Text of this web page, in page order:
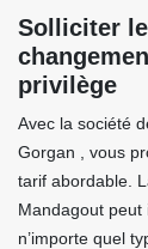
Solliciter
privilège
Avec la société
Gorgan , vous
tarif abordable.
Mandagout peut
n’importe quel